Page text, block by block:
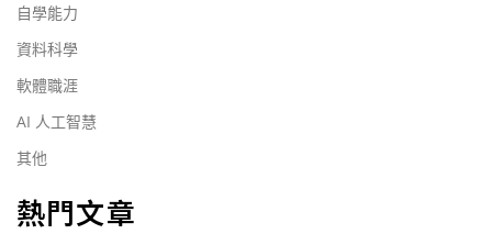
自學能力
資料科學
軟體職涯
AI 人工智慧
其他
熱門文章